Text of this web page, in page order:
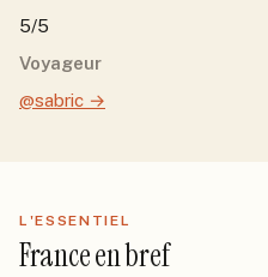
5/5
Voyageur
@sabric →
L'ESSENTIEL
Franceen bref